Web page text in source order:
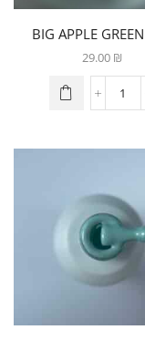
29.00 ₪